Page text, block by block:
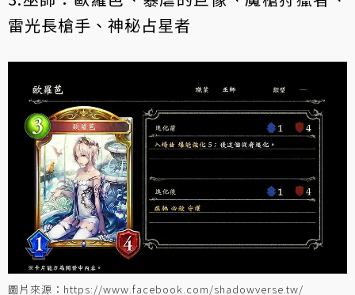
雷光長槍手、神秘占星者
圖片來源：https://www.facebook.com/shadowverse.tw/